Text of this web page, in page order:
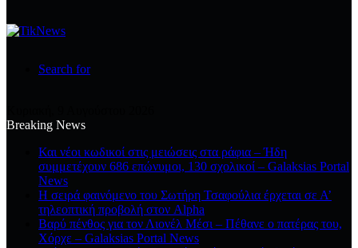
Search for
Breaking News
Και νέοι κωδικοί στις μειώσεις στα ράφια – Ήδη
συμμετέχουν 686 επώνυμοι, 130 σχολικοί – Galaksias Portal
News
Η σειρά φαινόμενο του Σωτήρη Τσαφούλια έρχεται σε Α’
τηλεοπτική προβολή στον Alpha
Βαρύ πένθος για τον Λιονέλ Μέσι – Πέθανε ο πατέρας του,
Χόρχε – Galaksias Portal News